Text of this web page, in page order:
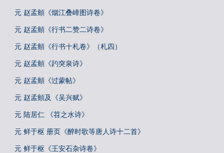
元 赵孟頫《烟江叠嶂图诗卷》
元 赵孟頫《行书二赞二诗卷》
元 赵孟頫《行书十札卷》（札四）
元 赵孟頫《趵突泉诗》
元 赵孟頫《过蒙帖》
元 赵孟頫及《吴兴赋》
元 陆居仁 《苕之水诗》
元 鲜于枢 册页《醉时歌等唐人诗十二首》
元 鲜于枢《王安石杂诗卷》